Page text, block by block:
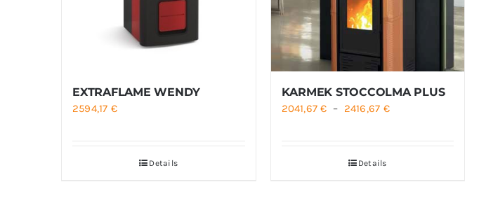
EXTRAFLAME WENDY
2594,17 €
Details
KARMEK STOCCOLMA PLUS
2041,67€ – 2416,67 €Plage
Details